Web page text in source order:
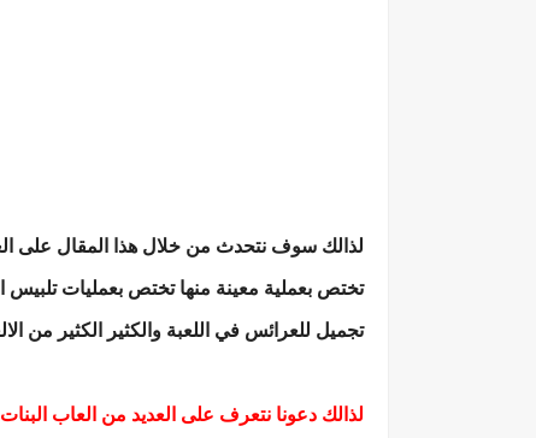
لذالك سوف نتحدث من خلال هذا المقال على
تختص بعملية معينة منها تختص بعمليات تلبيس
تجميل للعرائس في اللعبة والكثير الكثير من
لذالك دعونا نتعرف على العديد من العاب البنات لعام 2020 من تلك